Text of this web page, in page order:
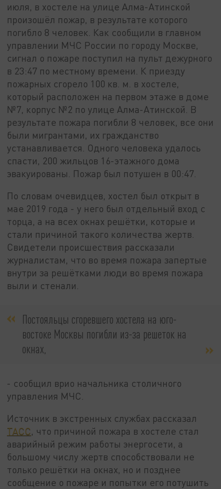
июля, в хостеле на улице Алма-Атинской
произошёл пожар, в результате которого
погибло 8 человек. Как сообщили в главном
управлении МЧС России по городу Москве,
сигнал о пожаре поступил на пульт дежурного
в 23:47 по местному времени. К приезду
пожарных сгорело 100 кв. м. в хостеле,
который расположен на первом этаже в доме
№7, корпус №2 по улице Алма-Атинской. В
результате пожара погибли 8 человек, все они
были мигрантами, их гражданство
устанавливается. Одного человека удалось
спасти, 200 жильцов 16-этажного дома
эвакуированы. Пожар был потушен в 00:47.
По словам очевидцев, хостел был открыт в
мае 2019 года - у него был отдельный вход с
торца, а на всех окнах решётки, которые и
стали причиной такого количества жертв.
Свидетели происшествия рассказали
журналистам, что во время пожара запертые
внутри за решётками люди во время пожара
выли и стенали.
Постояльцы сгоревшего хостела на юго-
востоке Москвы погибли из-за решеток на
окнах,
- сообщил врио начальника столичного
управления МЧС.
Источник в экстренных службах рассказал
ТАСС, что причиной пожара в хостеле стал
аварийный режим работы энергосети, а
большому числу жертв способствовали не
только решётки на окнах, но и позднее
сообщение о пожаре и попытки его потушить